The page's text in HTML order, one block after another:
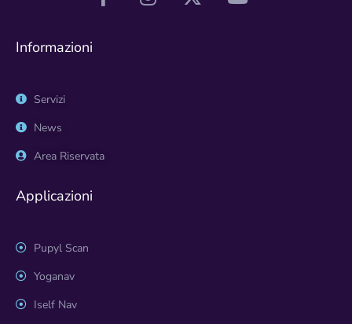
Informazioni
Servizi
News
Area Riservata
Applicazioni
Pupyl Scan
Yoganav
Iself Nav